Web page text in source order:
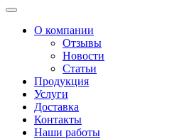
О компании
Отзывы
Новости
Статьи
Продукция
Услуги
Доставка
Контакты
Наши работы